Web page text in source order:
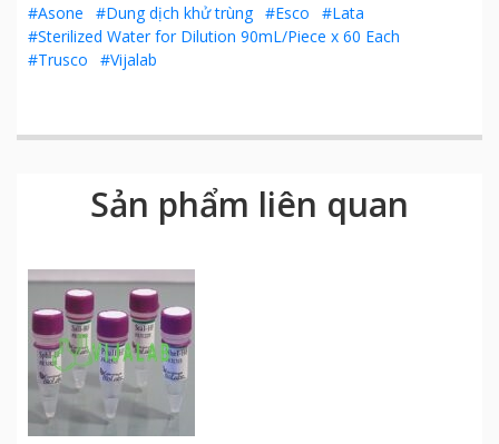
#Asone
#Dung dịch khử trùng #Esco
#Lata
#Sterilized Water for Dilution 90mL/Piece x 60 Each
#Trusco
#Vijalab
Sản phẩm liên quan